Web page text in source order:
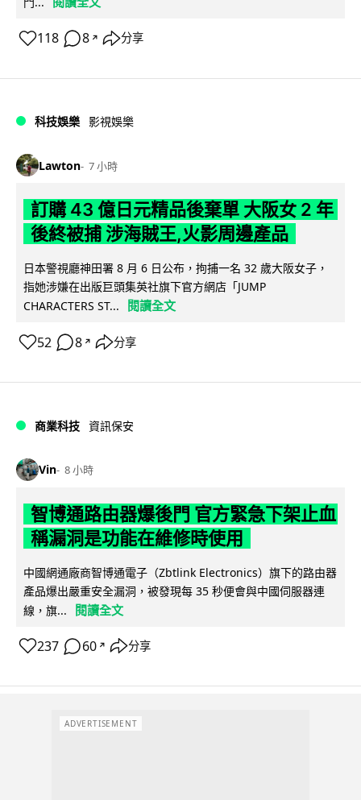
118 8 ↗ 分享
科技娛樂 影視娛樂
Lawton 7 小時
訂購 43 億日元精品後棄單 大阪女 2 年
後終被捕 涉海賊王,火影周邊產品
日本警視廳神田署 8 月 6 日公布，拘捕一名 32 歲大阪女子，
指她涉嫌在出版巨頭集英社旗下官方網店「JUMP
CHARACTERS ST...
閱讀全文
52 8 ↗ 分享
商業科技 資訊保安
Vin 8 小時
智博通路由器爆後門 官方緊急下架止血
稱漏洞是功能在維修時使用
中國網通廠商智博通電子（Zbtlink Electronics）旗下的路由器
產品爆出嚴重安全漏洞，被發現每 35 秒便會與中國伺服器連
線，旗...
閱讀全文
237 60 ↗ 分享
ADVERTISEMENT